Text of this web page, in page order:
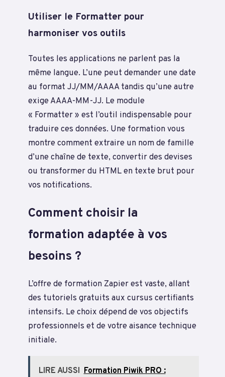
Utiliser le Formatter pour
harmoniser vos outils
Toutes les applications ne parlent pas la
même langue. L’une peut demander une date
au format JJ/MM/AAAA tandis qu’une autre
exige AAAA-MM-JJ. Le module
« Formatter » est l’outil indispensable pour
traduire ces données. Une formation vous
montre comment extraire un nom de famille
d’une chaîne de texte, convertir des devises
ou transformer du HTML en texte brut pour
vos notifications.
Comment choisir la
formation adaptée à vos
besoins ?
L’offre de formation Zapier est vaste, allant
des tutoriels gratuits aux cursus certifiants
intensifs. Le choix dépend de vos objectifs
professionnels et de votre aisance technique
initiale.
LIRE AUSSI Formation Piwik PRO :